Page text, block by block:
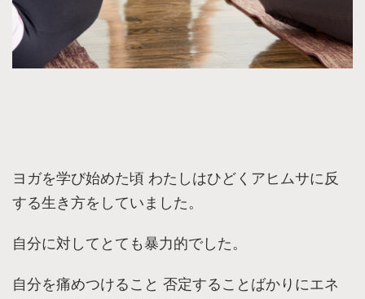
ヨガを学び始めた頃 わたしはひどくアヒムサに反
する生き方をしていました。
自分に対してとても暴力的でした。
自分を痛めつけること 否定することばかりにエネ